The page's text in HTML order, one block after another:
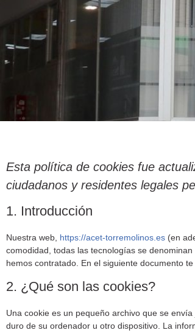
Esta política de cookies fue
ciudadanos y residentes legales
1. Introducción
Nuestra web, https://acet-torremolinos.es (en
comodidad, todas las tecnologías se
hemos contratado. En el siguiente documento
2. ¿Qué son las cookies?
Una cookie es un pequeño archivo que se
duro de su ordenador u otro dispositivo. La